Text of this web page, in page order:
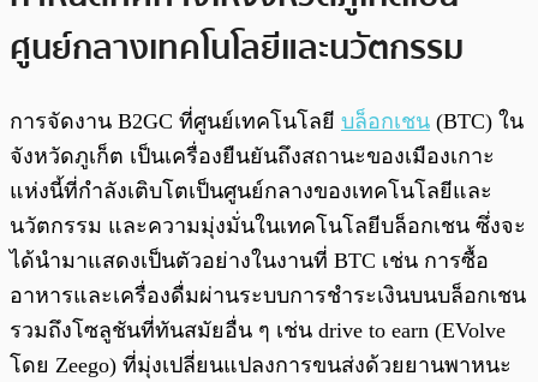
ศูนย์กลางเทคโนโลยีและนวัตกรรม
การจัดงาน B2GC ที่ศูนย์เทคโนโลยี บล็อกเชน (BTC) ใน
จังหวัดภูเก็ต เป็นเครื่องยืนยันถึงสถานะของเมืองเกาะ
แห่งนี้ที่กำลังเติบโตเป็นศูนย์กลางของเทคโนโลยีและ
นวัตกรรม และความมุ่งมั่นในเทคโนโลยีบล็อกเชน ซึ่งจะ
ได้นำมาแสดงเป็นตัวอย่างในงานที่ BTC เช่น การซื้อ
อาหารและเครื่องดื่มผ่านระบบการชำระเงินบนบล็อกเชน
รวมถึงโซลูชันที่ทันสมัยอื่น ๆ เช่น drive to earn (EVolve
โดย Zeego) ที่มุ่งเปลี่ยนแปลงการขนส่งด้วยยานพาหนะ